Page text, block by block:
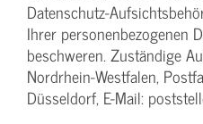
Datenschutz-
Ihrer personenbezogenen
beschweren. Zuständige
Nordrhein-Westfalen,
Düsseldorf, E-Mail: